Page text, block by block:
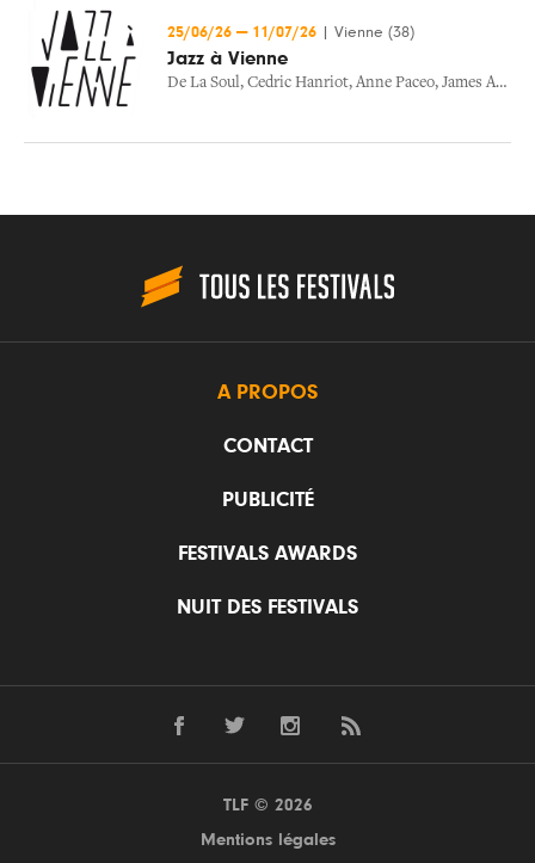
25/06/26 — 11/07/26 Vienne (38)
Jazz à Vienne
De La Soul, Cedric Hanriot, Anne Paceo, James Andrews
A PROPOS
CONTACT
PUBLICITÉ
FESTIVALS AWARDS
NUIT DES FESTIVALS
TLF © 2026
Mentions légales